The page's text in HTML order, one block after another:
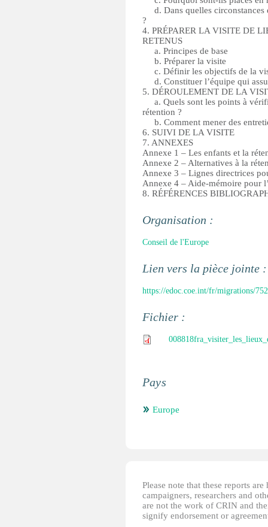
d. Dans quelles circonstances
?
4. PRÉPARER LA VISITE DE
RETENUS
a. Principes de base
b. Préparer la visite
c. Définir les objectifs de la
d. Constituer l’équipe qui
5. DÉROULEMENT DE LA
a. Quels sont les points à
rétention ?
b. Comment mener des
6. SUIVI DE LA VISITE
7. ANNEXES
Annexe 1 – Les enfants et la
Annexe 2 – Alternatives à la
Annexe 3 – Lignes directrices
Annexe 4 – Aide-mémoire pour
8. RÉFÉRENCES
Organisation :
Conseil de l'Europe
Lien vers la pièce jointe
https://edoc.coe.int/fr/migrations/
Fichier :
Pays
Europe
Please note that these reports
campaigners, researchers and
are not the work of CRIN and
signify endorsement or